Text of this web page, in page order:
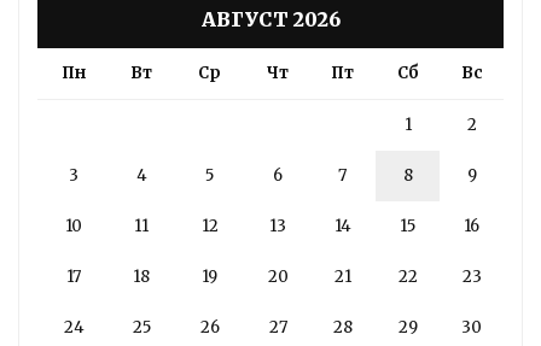
АВГУСТ 2026
Пн Вт Ср Чт Пт Сб Вс
1 2
3 4 5 6 7 8 9
10 11 12 13 14 15 16
17 18 19 20 21 22 23
24 25 26 27 28 29 30